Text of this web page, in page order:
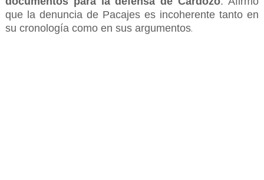
que la denuncia de Pacajes es incoherente tanto en
su cronología como en sus argumentos.